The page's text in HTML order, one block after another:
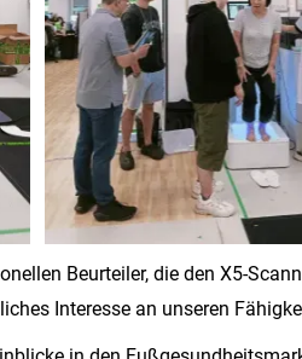
Beurteiler, die den X5-
Interesse an unseren